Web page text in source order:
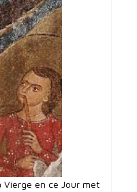
Vierge en ce Jour met